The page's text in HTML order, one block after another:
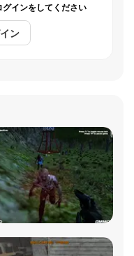
インをしてください
ン